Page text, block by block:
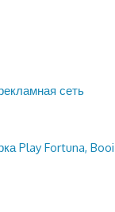
сеть
Play Fortuna, Booi